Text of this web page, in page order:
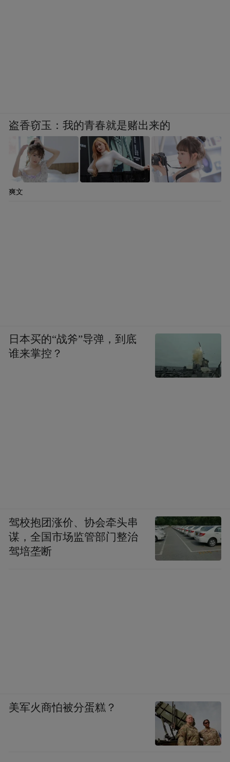
盗香窃玉：我的青春就是赌出来的
爽文
日本买的“战斧”导弹，到底
谁来掌控？
驾校抱团涨价、协会牵头串
谋，全国市场监管部门整治
驾培垄断
美军火商怕被分蛋糕？